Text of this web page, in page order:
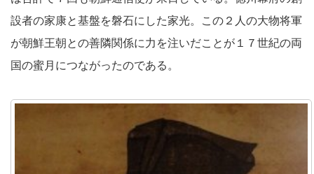
設者の家康と基盤を磐石にした家光。この２人の大物将軍
が朝鮮王朝との善隣関係に力を注いだことが１７世紀の両
国の蜜月につながったのである。